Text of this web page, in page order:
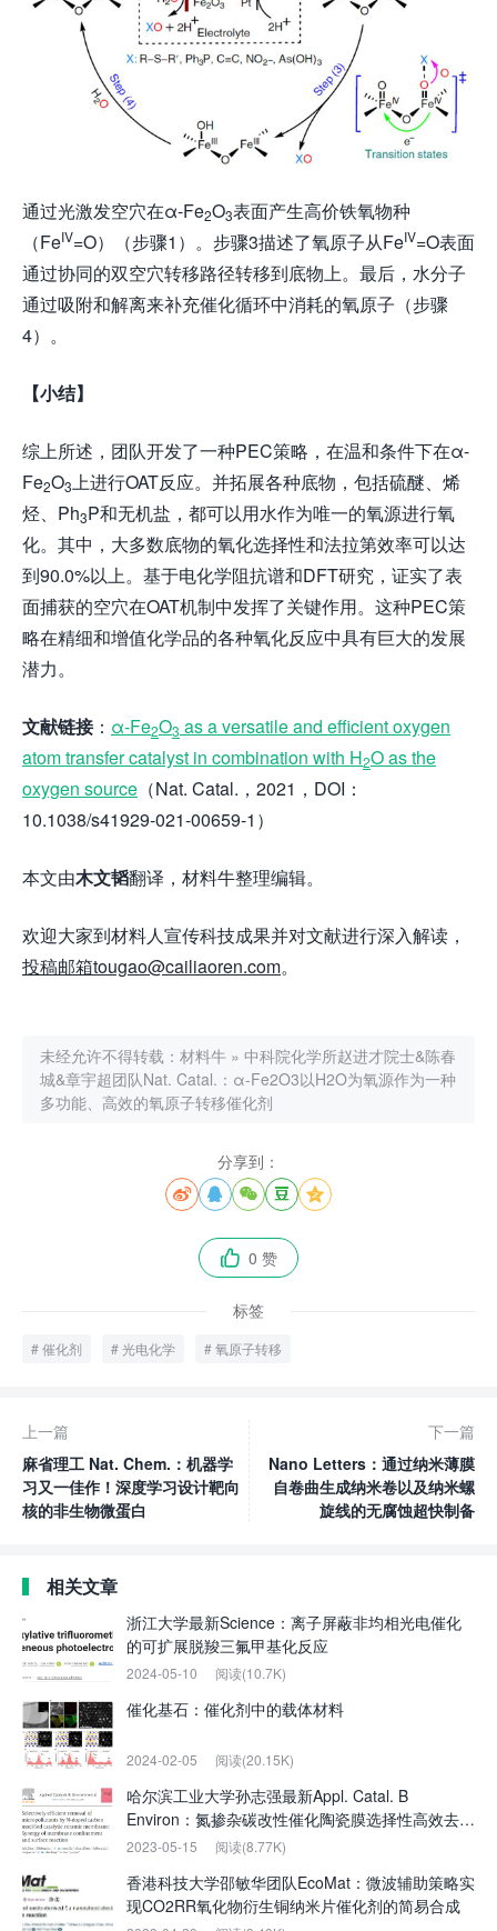
通过光激发空穴在α-Fe2O3表面产生高价铁氧物种
（FeIV=O）（步骤1）。步骤3描述了氧原子从FeIV=O表面
通过协同的双空穴转移路径转移到底物上。最后，水分子
通过吸附和解离来补充催化循环中消耗的氧原子（步骤
4）。
【小结】
综上所述，团队开发了一种PEC策略，在温和条件下在α-
Fe2O3上进行OAT反应。并拓展各种底物，包括硫醚、烯
烃、Ph3P和无机盐，都可以用水作为唯一的氧源进行氧
化。其中，大多数底物的氧化选择性和法拉第效率可以达
到90.0%以上。基于电化学阻抗谱和DFT研究，证实了表
面捕获的空穴在OAT机制中发挥了关键作用。这种PEC策
略在精细和增值化学品的各种氧化反应中具有巨大的发展
潜力。
文献链接： α-Fe2O3 as a versatile and efficient oxygen
atom transfer catalyst in combination with H2O as the
oxygen source （Nat. Catal.，2021，DOI：
10.1038/s41929-021-00659-1）
本文由木文韬翻译，材料牛整理编辑。
欢迎大家到材料人宣传科技成果并对文献进行深入解读，
投稿邮箱tougao@cailiaoren.com。
未经允许不得转载： 材料牛 » 中科院化学所赵进才院士&陈春
城&章宇超团队Nat. Catal.：α-Fe2O3以H2O为氧源作为一种
多功能、高效的氧原子转移催化剂
分享到：
    
 0 赞
标签
催化剂 光电化学 氧原子转移
上一篇
麻省理工 Nat. Chem.：机器学
习又一佳作！深度学习设计靶向
核的非生物微蛋白
下一篇
Nano Letters：通过纳米薄膜
自卷曲生成纳米卷以及纳米螺
旋线的无腐蚀超快制备
相关文章
浙江大学最新Science：离子屏蔽非均相光电催化
的可扩展脱羧三氟甲基化反应
2024-05-10 阅读(10.7K)
催化基石：催化剂中的载体材料
2024-02-05 阅读(20.15K)
哈尔滨工业大学孙志强最新Appl. Catal. B
Environ：氮掺杂碳改性催化陶瓷膜选择性高效去除
微污染物
2023-05-15 阅读(8.77K)
香港科技大学邵敏华团队EcoMat：微波辅助策略实
现CO2RR氧化物衍生铜纳米片催化剂的简易合成